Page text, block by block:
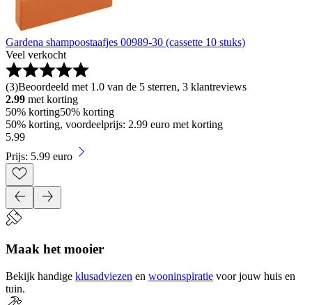
Gardena shampoostaafjes 00989-30 (cassette 10 stuks)
Veel verkocht
(3)Beoordeeld met 1.0 van de 5 sterren, 3 klantreviews
2.99 met korting
50% korting50% korting
50% korting, voordeelprijs: 2.99 euro met korting
5.99
Prijs: 5.99 euro
Maak het mooier
Bekijk handige klusadviezen en wooninspiratie voor jouw huis en
tuin.